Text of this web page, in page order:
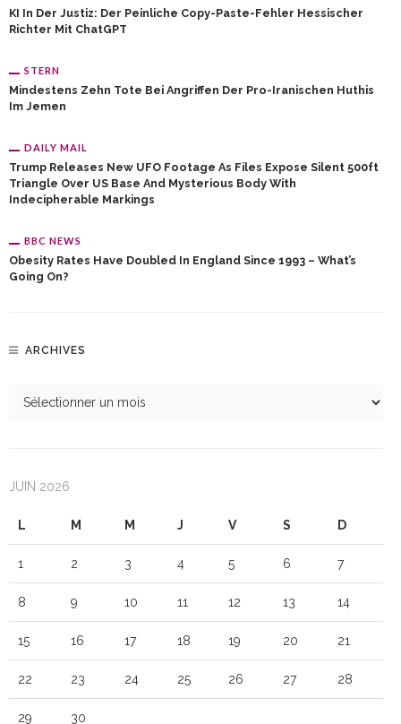
KI In Der Justiz: Der Peinliche Copy-Paste-Fehler Hessischer
Richter Mit ChatGPT
STERN
Mindestens Zehn Tote Bei Angriffen Der Pro-Iranischen Huthis
Im Jemen
DAILY MAIL
Trump Releases New UFO Footage As Files Expose Silent 500ft
Triangle Over US Base And Mysterious Body With
Indecipherable Markings
BBC NEWS
Obesity Rates Have Doubled In England Since 1993 – What’s
Going On?
ARCHIVES
JUIN 2026
L M M J V S D
1 2 3 4 5 6 7
8 9 10 11 12 13 14
15 16 17 18 19 20 21
22 23 24 25 26 27 28
29 30